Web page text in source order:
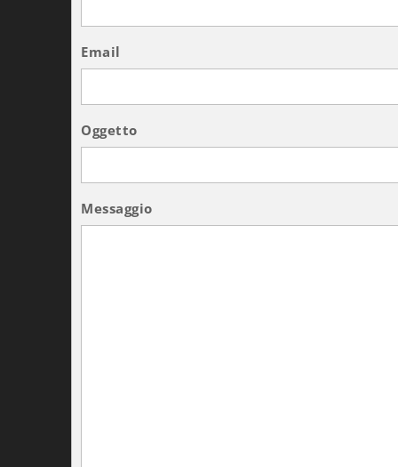
Email
Oggetto
Messaggio